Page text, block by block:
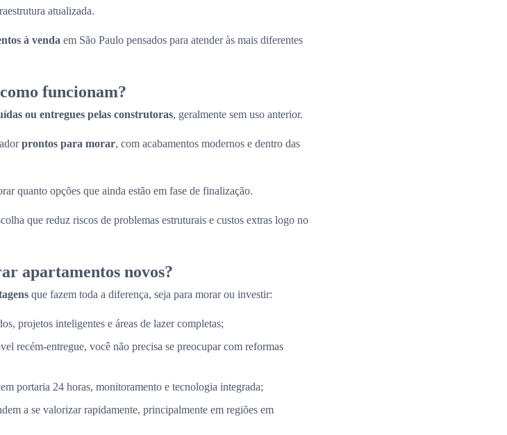
atualizada.
à venda em São Paulo pensados para atender às mais diferentes
funcionam?
ou entregues pelas construtoras, geralmente sem uso anterior.
prontos para morar, com acabamentos modernos e dentro das
quanto opções que ainda estão em fase de finalização.
que reduz riscos de problemas estruturais e custos extras logo no
apartamentos novos?
que fazem toda a diferença, seja para morar ou investir:
projetos inteligentes e áreas de lazer completas;
recém-entregue, você não precisa se preocupar com reformas
portaria 24 horas, monitoramento e tecnologia integrada;
a se valorizar rapidamente, principalmente em regiões em